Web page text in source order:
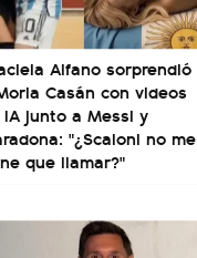
Alfano sorprendió
Casán con videos
junto a Messi y
"¿Scaloni no me
que llamar?"